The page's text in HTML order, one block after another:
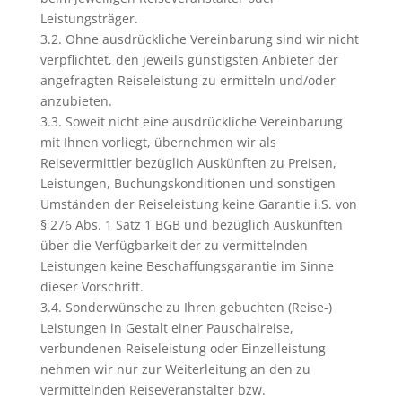
Leistungsträger.
3.2. Ohne ausdrückliche Vereinbarung sind wir nicht
verpflichtet, den jeweils günstigsten Anbieter der
angefragten Reiseleistung zu ermitteln und/oder
anzubieten.
3.3. Soweit nicht eine ausdrückliche Vereinbarung
mit Ihnen vorliegt, übernehmen wir als
Reisevermittler bezüglich Auskünften zu Preisen,
Leistungen, Buchungskonditionen und sonstigen
Umständen der Reiseleistung keine Garantie i.S. von
§ 276 Abs. 1 Satz 1 BGB und bezüglich Auskünften
über die Verfügbarkeit der zu vermittelnden
Leistungen keine Beschaffungsgarantie im Sinne
dieser Vorschrift.
3.4. Sonderwünsche zu Ihren gebuchten (Reise-)
Leistungen in Gestalt einer Pauschalreise,
verbundenen Reiseleistung oder Einzelleistung
nehmen wir nur zur Weiterleitung an den zu
vermittelnden Reiseveranstalter bzw.